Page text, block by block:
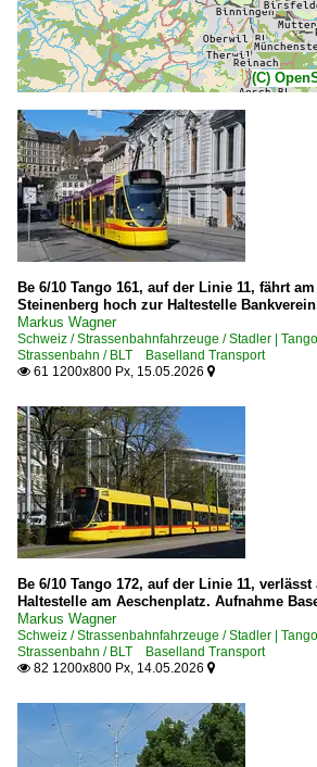
(C)
Be 6/10 Tango 161, auf der Linie 11, fährt
Steinenberg hoch zur Haltestelle
Markus Wagner
Schweiz / Strassenbahnfahrzeuge / Stadler |
Strassenbahn / BLT Baselland Transport
 61 1200x800 Px, 15.05.2026 
Be 6/10 Tango 172, auf der Linie 11, verlässt
Haltestelle am Aeschenplatz. Aufnahme
Markus Wagner
Schweiz / Strassenbahnfahrzeuge / Stadler |
Strassenbahn / BLT Baselland Transport
 82 1200x800 Px, 14.05.2026 